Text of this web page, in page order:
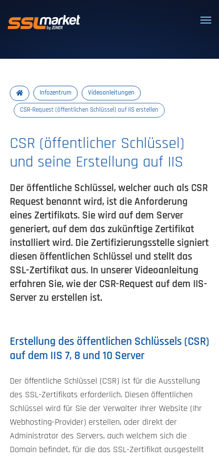
Vertrauenswürdige SSL/TLS-
Infozentrum Videoanleitungen
CSR-Request (öffentlichen Schlüssel) auf IIS erstellen
CSR (öffentlicher Schlüssel)
und seine Erstellung auf IIS
Der öffentliche Schlüssel, welcher auch als CSR
Request benannt wird, ist die Anforderung
eines Zertifikats. Sie wird auf dem Server
generiert, auf dem das zukünftige Zertifikat
installiert wird. Die Zertifizierungsstelle signiert
diesen öffentlichen Schlüssel und stellt das
SSL-Zertifikat aus. In unserer Videoanleitung
erfahren Sie, wie der CSR-Request auf dem IIS-
Server zu erstellen ist.
Erstellung des öffentlichen Schlüssels (CSR)
auf dem IIS 7, 8 und 10 Server
Der öffentliche Schlüssel (CSR) ist für die Ausstellung
des SSL-Zertifikats erforderlich. Diesen öffentlichen
Schlüssel wird für Sie der Verwalter Ihrer Website (Ihr
Webhosting-Provider) erstellen, oder direkt der
Administrator des Servers, auch welchem sich die
Domain befindet, für die das SSL-Zertifikat ausgestellt